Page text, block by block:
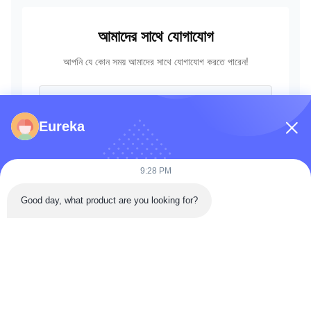
আমাদের সাথে যোগাযোগ
আপনি যে কোন সময় আমাদের সাথে যোগাযোগ করতে পারেন!
Eureka
9:28 PM
Good day, what product are you looking for?